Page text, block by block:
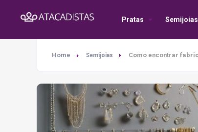
Pratas Semijoias
Home Semijoias Como encontrar